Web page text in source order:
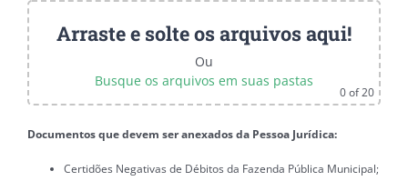
Arraste e solte os arquivos aqui!
Ou
Busque os arquivos em suas pastas
0of 20
Documentos que devem ser anexados da Pessoa Jurídica:
Certidões Negativas de Débitos da Fazenda Pública Municipal;